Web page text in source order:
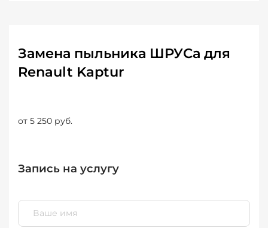
Замена пыльника ШРУСа для
Renault Kaptur
от 5 250 руб.
Запись на услугу